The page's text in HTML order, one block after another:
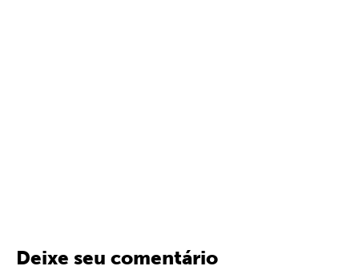
Deixe seu comentário